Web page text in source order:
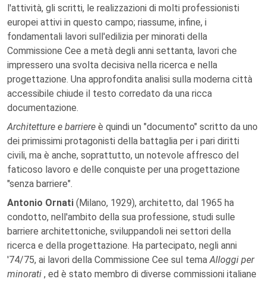
l'attività, gli scritti, le realizzazioni di molti professionisti
europei attivi in questo campo; riassume, infine, i
fondamentali lavori sull'edilizia per minorati della
Commissione Cee a metà degli anni settanta, lavori che
impressero una svolta decisiva nella ricerca e nella
progettazione. Una approfondita analisi sulla moderna città
accessibile chiude il testo corredato da una ricca
documentazione.
Architetture e barriere è quindi un "documento" scritto da uno
dei primissimi protagonisti della battaglia per i pari diritti
civili, ma è anche, soprattutto, un notevole affresco del
faticoso lavoro e delle conquiste per una progettazione
"senza barriere".
Antonio Ornati (Milano, 1929), architetto, dal 1965 ha
condotto, nell'ambito della sua professione, studi sulle
barriere architettoniche, sviluppandoli nei settori della
ricerca e della progettazione. Ha partecipato, negli anni
'74/75, ai lavori della Commissione Cee sul temaAlloggi per
minorati , ed è stato membro di diverse commissioni italiane